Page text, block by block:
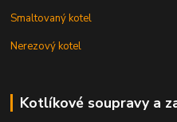
Smaltovaný kotel
Nerezový kotel
Kotlíkové soupravy a